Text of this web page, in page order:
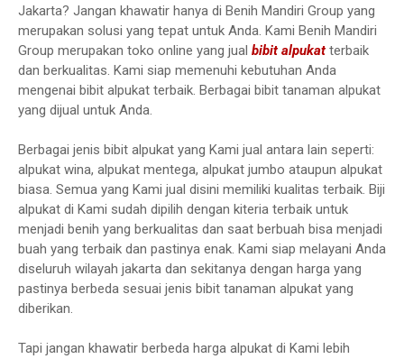
Jakarta? Jangan khawatir hanya di Benih Mandiri Group yang
merupakan solusi yang tepat untuk Anda. Kami Benih Mandiri
Group merupakan toko online yang jual bibit alpukatterbaik
dan berkualitas. Kami siap memenuhi kebutuhan Anda
mengenai bibit alpukat terbaik. Berbagai bibit tanaman alpukat
yang dijual untuk Anda.
Berbagai jenis bibit alpukat yang Kami jual antara lain seperti:
alpukat wina, alpukat mentega, alpukat jumbo ataupun alpukat
biasa. Semua yang Kami jual disini memiliki kualitas terbaik. Biji
alpukat di Kami sudah dipilih dengan kiteria terbaik untuk
menjadi benih yang berkualitas dan saat berbuah bisa menjadi
buah yang terbaik dan pastinya enak. Kami siap melayani Anda
diseluruh wilayah jakarta dan sekitanya dengan harga yang
pastinya berbeda sesuai jenis bibit tanaman alpukat yang
diberikan.
Tapi jangan khawatir berbeda harga alpukat di Kami lebih